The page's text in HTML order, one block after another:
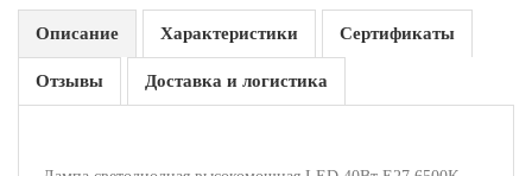
Описание Характеристики Сертификаты
Отзывы Доставка и логистика